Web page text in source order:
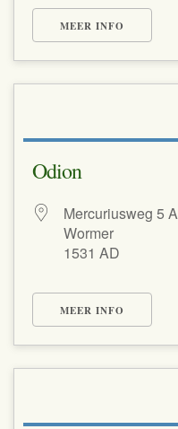
MEER INFO
Odion
Mercuriusweg 5 A
Wormer
1531 AD
MEER INFO